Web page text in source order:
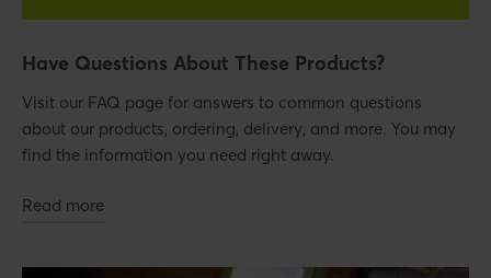
Have Questions About These Products?
Visit our FAQ page for answers to common questions
about our products, ordering, delivery, and more. You may
find the information you need right away.
Read more